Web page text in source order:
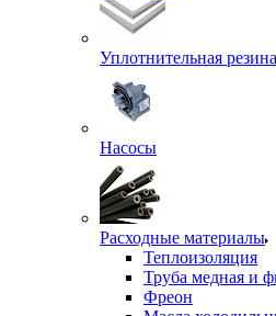
Уплотнительная резина
Насосы
Расходные материалы
Теплоизоляция
Труба медная и
Фреон